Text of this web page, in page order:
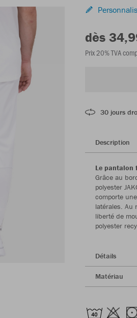
dès
Prix 20% TVA
30 jours
Description
Le pantalon
Grâce au
polyester
comporte
latérales. Au
liberté de
polyester
Détails
Matériau